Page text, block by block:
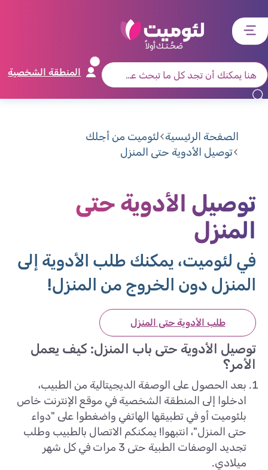
דלג
לתפריט
דלג
לרכיב
דלג
לתוכן
דלג
לאזור
תחתון
المنطقة الشخصية
الصفحة الرئيسية لئوميت من أجلك
توصيل الأدوية حتى المنزل
توصيل الأدوية حتى
المنزل
في لئوميت، يمكنك طلب الأدوية إلى
المنزل دون الخروج من المنزل!
طلب الأدوية حتى المنزل
توصيل الأدوية حتى باب المنزل: كيف يعمل
الأمر؟
بعد الحصول على الوصفة الديجيتالية من الطبيب،
ادخلوا إلى المنطقة الشخصية في موقع الإنترنت خاص
بلئوميت أو في تطبيقها الهاتفي واضغطوا على "دواء
حتى المنزل"، انتبهوا! يمكنكم الاتصال بالطبيب وطلب
تجديد الوصفات الطبية حتى 3 مرات في كل شهر
ميلادي.